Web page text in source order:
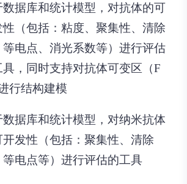
数据库和统计模型，对抗体的可
性（包括：粘度、聚集性、清除
等电点、消光系数等）进行评估
具，同时支持对抗体可变区（F
行结构建模
数据库和统计模型，对纳米抗体
开发性（包括：聚集性、清除
等电点等）进行评估的工具